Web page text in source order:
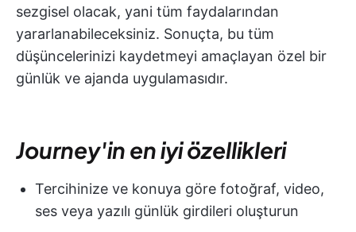
sezgisel olacak, yani tüm faydalarından
yararlanabileceksiniz. Sonuçta, bu tüm
düşüncelerinizi kaydetmeyi amaçlayan özel bir
günlük ve ajanda uygulamasıdır.
Journey'in en iyi özellikleri
Tercihinize ve konuya göre fotoğraf, video,
ses veya yazılı günlük girdileri oluşturun